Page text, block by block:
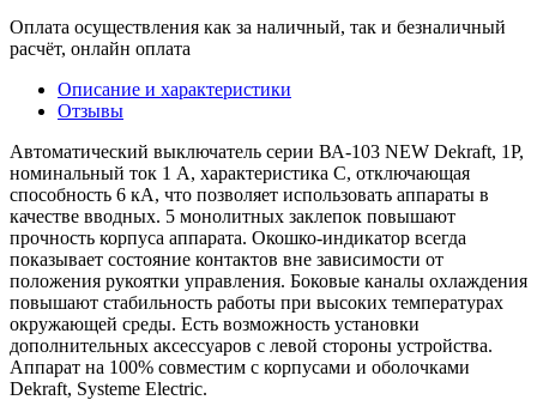
Оплата осуществления как за наличный, так и безналичный
расчёт, онлайн оплата
Описание и характеристики
Отзывы
Автоматический выключатель серии ВА-103 NEW Dekraft, 1P,
номинальный ток 1 А, характеристика C, отключающая
способность 6 кА, что позволяет использовать аппараты в
качестве вводных. 5 монолитных заклепок повышают
прочность корпуса аппарата. Окошко-индикатор всегда
показывает состояние контактов вне зависимости от
положения рукоятки управления. Боковые каналы охлаждения
повышают стабильность работы при высоких температурах
окружающей среды. Есть возможность установки
дополнительных аксессуаров с левой стороны устройства.
Аппарат на 100% совместим с корпусами и оболочками
Dekraft, Systeme Electric.